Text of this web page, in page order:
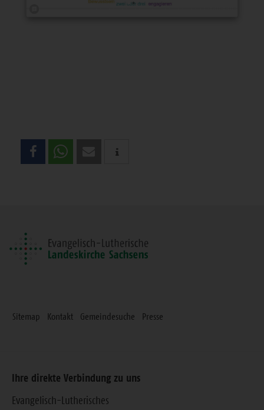
Teilen
Sie
Sitemap Kontakt Gemeindesuche Presse
Ihre direkte Verbindung zu uns
Evangelisch-Lutherisches